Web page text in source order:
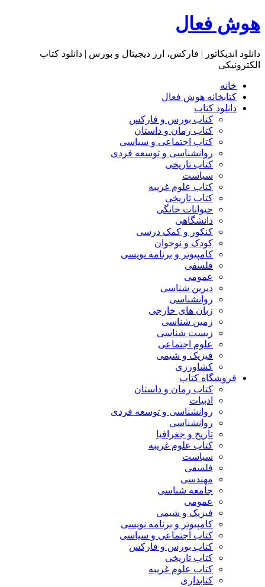
هوش فعال
دانلود اندیکاتور | فارکس، ارز دیجیتال و بورس | دانلود کتاب
الکترونیکی
خانه
کتابخانه هوش فعال
دانلود کتاب
کتاب بورس و فارکس
کتاب رمان و داستان
کتاب اجتماعی و سیاسی
روانشناسی و توسعه فردی
کتاب تاریخی
سیاست
کتاب علوم غریبه
کتاب تاریخی
حیوانات خانگی
دانشگاهی
کنکور و کمک‌ درسی
کودک و نوجوان
کامپیوتر و برنامه نویسی
فلسفی
عمومی
دیرین شناسی
روانشناسی
زبان های خارجی
زمین شناسی
زیست شناسی
علوم اجتماعی
فیزیک و شیمی
کشاورزی
فروشگاه کتاب
کتاب رمان و داستان
ادبیات
روانشناسی و توسعه فردی
روانشناسی
تاریخ و جغرافیا
کتاب علوم غریبه
سیاست
فلسفی
مهندسی
جامعه شناسی
عمومی
فیزیک و شیمی
کامپیوتر و برنامه نویسی
کتاب اجتماعی و سیاسی
کتاب بورس و فارکس
کتاب تاریخی
کتاب علوم غریبه
کتابداری